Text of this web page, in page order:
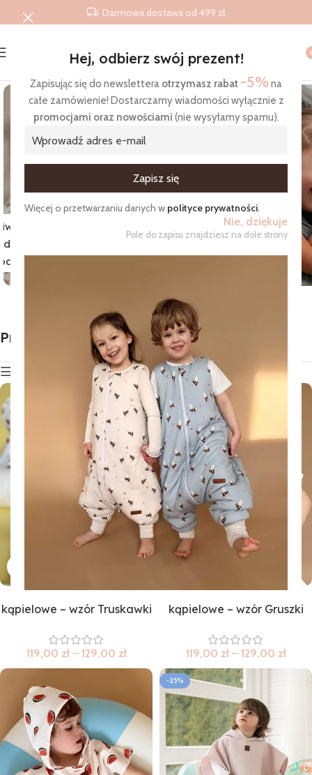
Hej, odbierz swój prezent!
Zapisując się do newslettera otrzymasz rabat -5%na
całe zamówienie! Dostarczamy wiadomości wyłącznie z
promocjami oraz nowościami (nie wysyłamy spamu).
Więcej o przetwarzaniu danych w polityce prywatności.
Nie, dziękuje
Pole do zapisu znajdziesz na dole strony
Darmowa dostawa od 499 zł
Wyniki wyszukiwania ponczo kąpielowe
do
Pościel
Produkty dla dzieci
Muślinowe ponczo
kąpielowe – wzór Truskawki
119,00 zł – 129,00 zł
Muślinowe ponczo
kąpielowe – wzór Gruszki
119,00 zł – 129,00 zł
-25%